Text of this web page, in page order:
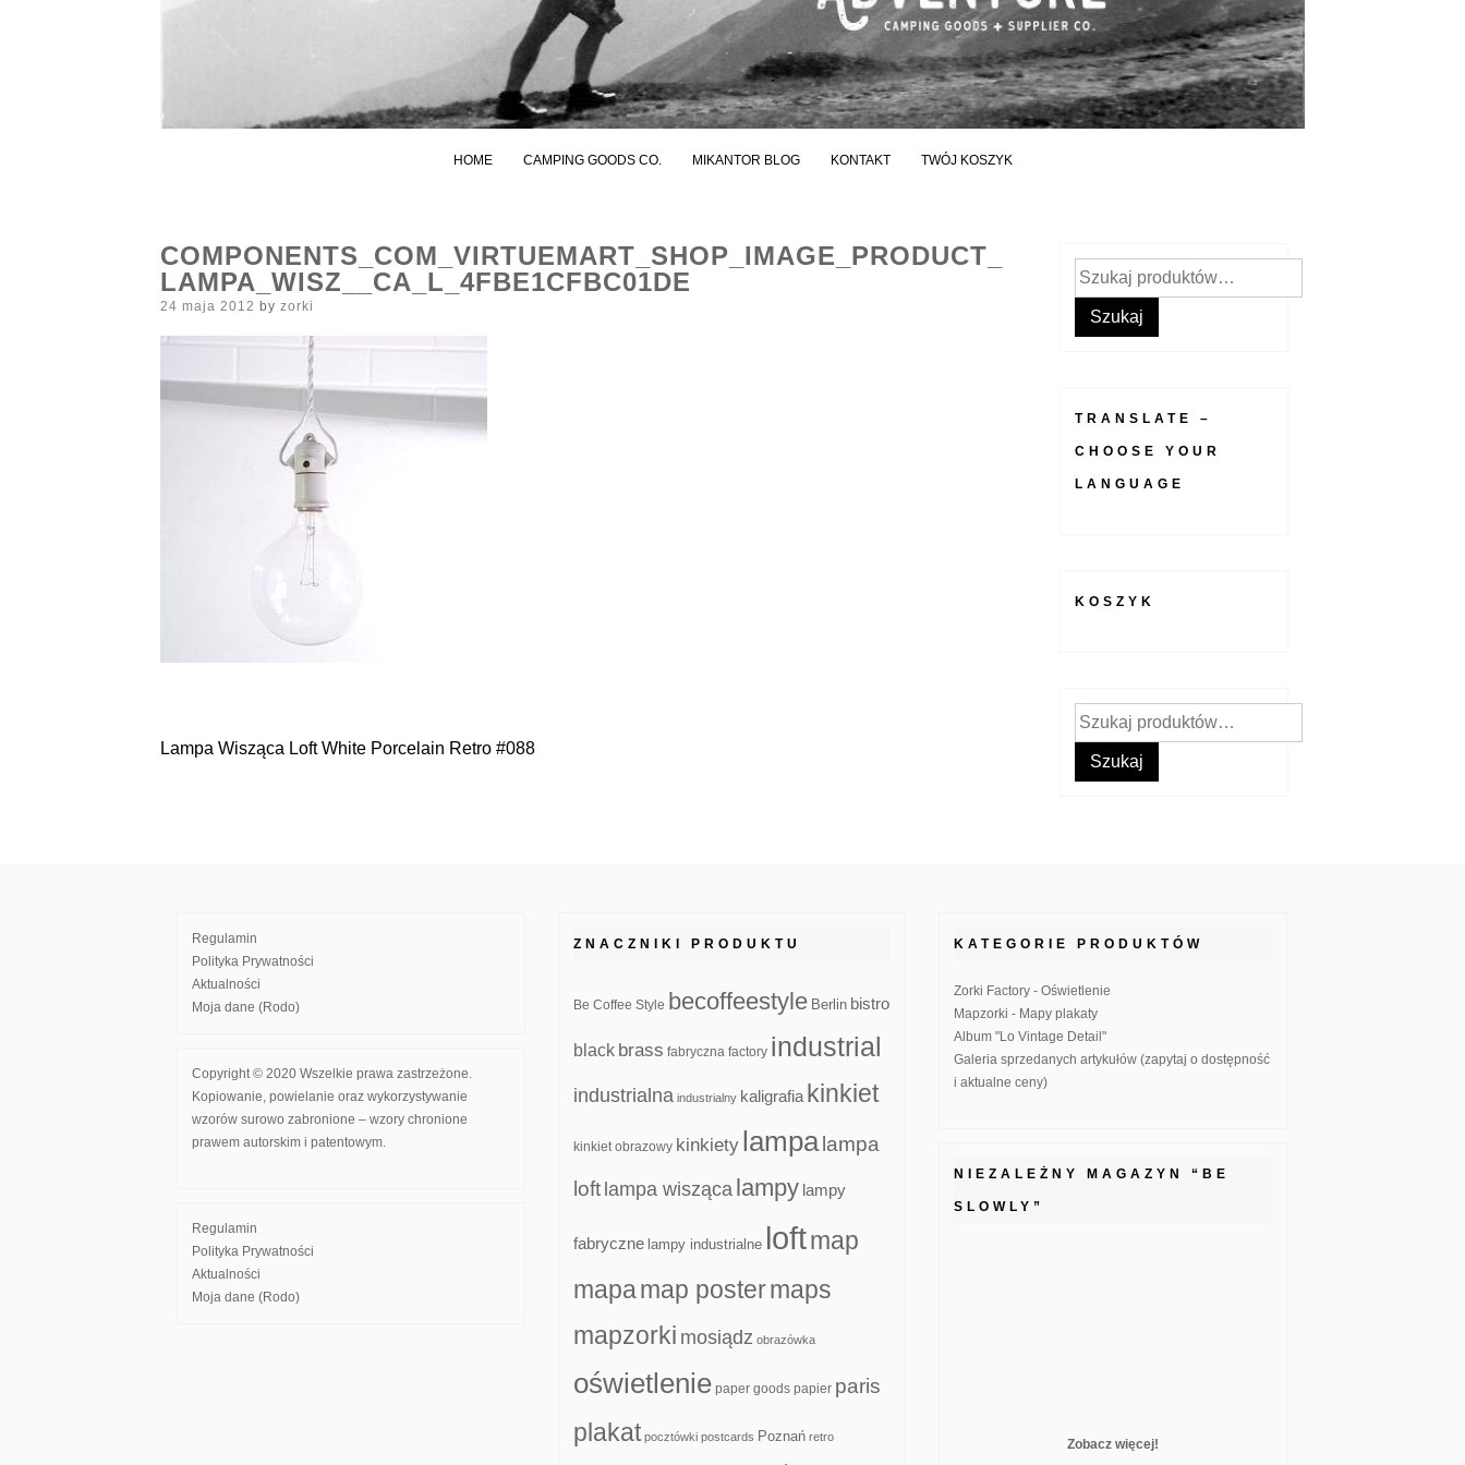
HOME CAMPING GOODS CO. MIKANTOR BLOG KONTAKT TWÓJ KOSZYK
COMPONENTS_COM_VIRTUEMART_SHOP_IMAGE_PRODUCT_
LAMPA_WISZ__CA_L_4FBE1CFBC01DE
Posted
24 maja 2012 by zorki
Nawigacja
Lampa Wisząca Loft White Porcelain Retro #088
Szukaj:
Szukaj
TRANSLATE –
CHOOSE YOUR
LANGUAGE
KOSZYK
Szukaj:
Szukaj
Regulamin
Polityka Prywatności
Aktualności
Moja dane (Rodo)
Copyright © 2020 Wszelkie prawa zastrzeżone.
Kopiowanie, powielanie oraz wykorzystywanie
wzorów surowo zabronione – wzory chronione
prawem autorskim i patentowym.
Regulamin
Polityka Prywatności
Aktualności
Moja dane (Rodo)
ZNACZNIKI PRODUKTU
Be Coffee Style becoffeestyle Berlin bistro
black brass fabryczna factory industrial
industrialna industrialny kaligrafia kinkiet
kinkiet obrazowy kinkiety lampa lampa
loft lampa wisząca lampy lampy
fabryczne lampy industrialne loftmap
mapamap postermaps
mapzorki mosiądz obrazówka
oświetlenie paper goods papier paris
plakat pocztówki postcards Poznań retro
KATEGORIE PRODUKTÓW
Zorki Factory - Oświetlenie
Mapzorki - Mapy plakaty
Album "Lo Vintage Detail"
Galeria sprzedanych artykułów (zapytaj o dostępność
i aktualne ceny)
NIEZALEŻNY MAGAZYN “BE
SLOWLY”
Zobacz więcej!